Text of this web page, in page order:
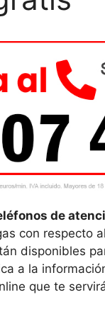
de
con respecto
disponibles
a la
que te